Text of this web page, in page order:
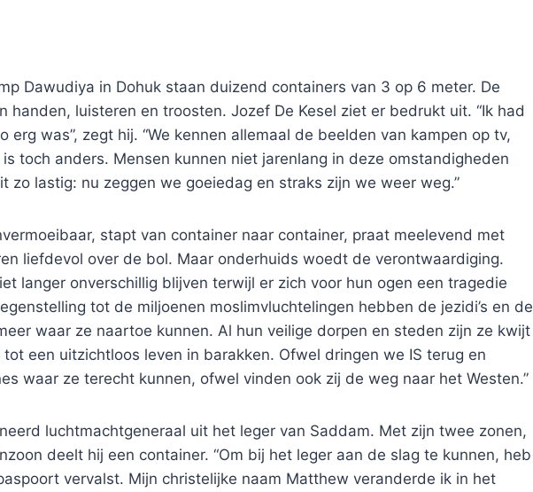
Dawudiya in Dohuk staan duizend containers van 3 op 6 meter. De
handen, luisteren en troosten. Jozef De Kesel ziet er bedrukt uit. “Ik had
erg was”, zegt hij. “We kennen allemaal de beelden van kampen op tv,
toch anders. Mensen kunnen niet jarenlang in deze omstandigheden
zo lastig: nu zeggen we goeiedag en straks zijn we weer weg.”
stapt van container naar container, praat meelevend met
liefdevol over de bol. Maar onderhuids woedt de verontwaardiging.
langer onverschillig blijven terwijl er zich voor hun ogen een tragedie
tot de miljoenen moslimvluchtelingen hebben de jezidi’s en de
waar ze naartoe kunnen. Al hun veilige dorpen en steden zijn ze kwijt
een uitzichtloos leven in barakken. Ofwel dringen we IS terug en
waar ze terecht kunnen, ofwel vinden ook zij de weg naar het Westen.”
luchtmachtgeneraal uit het leger van Saddam. Met zijn twee zonen,
deelt hij een container. “Om bij het leger aan de slag te kunnen, heb
vervalst. Mijn christelijke naam Matthew veranderde ik in het